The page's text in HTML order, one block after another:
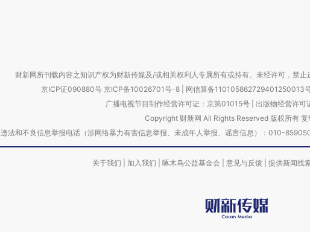
财新网所刊载内容之知识产权为财新传媒及/或相关权利人专属所有或持有。未经许可，禁止
京ICP证090880号 京ICP备10026701号-8 网信算备110105862729401250013
广播电视节目制作经营许可证：京第01015号| 出版物经营许可
Copyright 财新网 All Rights Reserved 版权所有 复
违法和不良信息举报电话（涉网络暴力有害信息举报、未成年人举报、谣言信息）：010-
关于我们 加入我们 啄木鸟公益基金会 意见与反馈 提供新闻线